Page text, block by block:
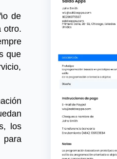
de
otro.
que
los
para